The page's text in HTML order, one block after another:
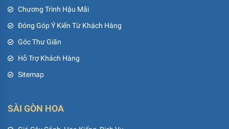
Chương Trình Hậu Mãi
Đóng Góp Ý Kiến Từ Khách Hàng
Góc Thư Giãn
Hỗ Trợ Khách Hàng
Sitemap
SÀI GÒN HOA